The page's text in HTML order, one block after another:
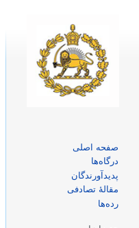
صفحه اصلی
درگاه‌ها
پدیدآورندگان
مقالهٔ تصادفی
رده‌ها